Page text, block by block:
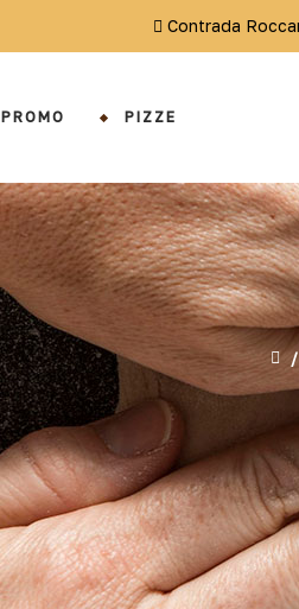
Contrada
PROMO PIZZE